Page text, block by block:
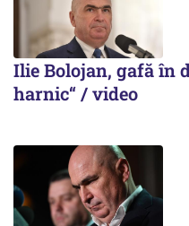
Ilie Bolojan, gafă în
harnic“ / video